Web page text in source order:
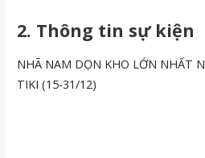
2. Thông tin sự kiện
NHÃ NAM DỌN KHO LỚN NHẤT
TIKI (15-31/12)